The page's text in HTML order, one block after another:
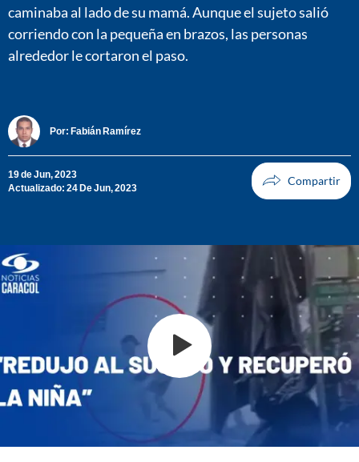
caminaba al lado de su mamá. Aunque el sujeto salió
corriendo con la pequeña en brazos, las personas
alrededor le cortaron el paso.
Por: Fabián Ramírez
19 de Jun, 2023
Actualizado: 24 De Jun, 2023